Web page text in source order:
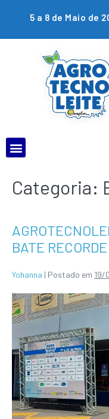
5 a 8 de Maio de
Categoria:
BATE
Yohanna | Postado em 19/